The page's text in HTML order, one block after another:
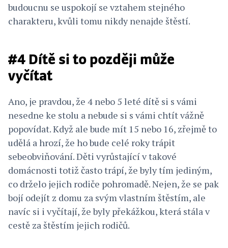
budoucnu se uspokojí se vztahem stejného
charakteru, kvůli tomu nikdy nenajde štěstí.
#4 Dítě si to později může
vyčítat
Ano, je pravdou, že 4 nebo 5 leté dítě si s vámi
nesedne ke stolu a nebude si s vámi chtít vážně
popovídat. Když ale bude mít 15 nebo 16, zřejmě to
udělá a hrozí, že ho bude celé roky trápit
sebeobviňování. Děti vyrůstající v takové
domácnosti totiž často trápí, že byly tím jediným,
co drželo jejich rodiče pohromadě. Nejen, že se pak
bojí odejít z domu za svým vlastním štěstím, ale
navíc si i vyčítají, že byly překážkou, která stála v
cestě za štěstím jejich rodičů.